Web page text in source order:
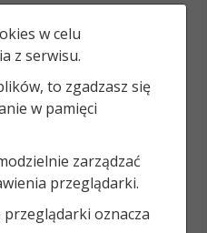
w celu
z serwisu.
to zgadzasz się
w pamięci
zarządzać
przeglądarki.
oznacza